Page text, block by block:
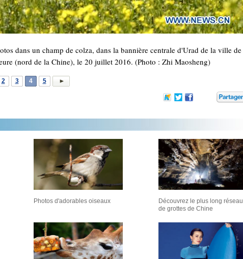
dans un champ de colza, dans la bannière centrale d'Urad de la ville de
(nord de la Chine), le 20 juillet 2016. (Photo : Zhi Maosheng)
2 3 4 5
Photos d'adorables oiseaux
Découvrez le plus long réseau
de grottes de Chine